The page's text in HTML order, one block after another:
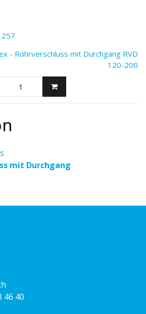
mit Durchgang
- Rohrverschluss mit Durchgang RVD
120-200
46 40